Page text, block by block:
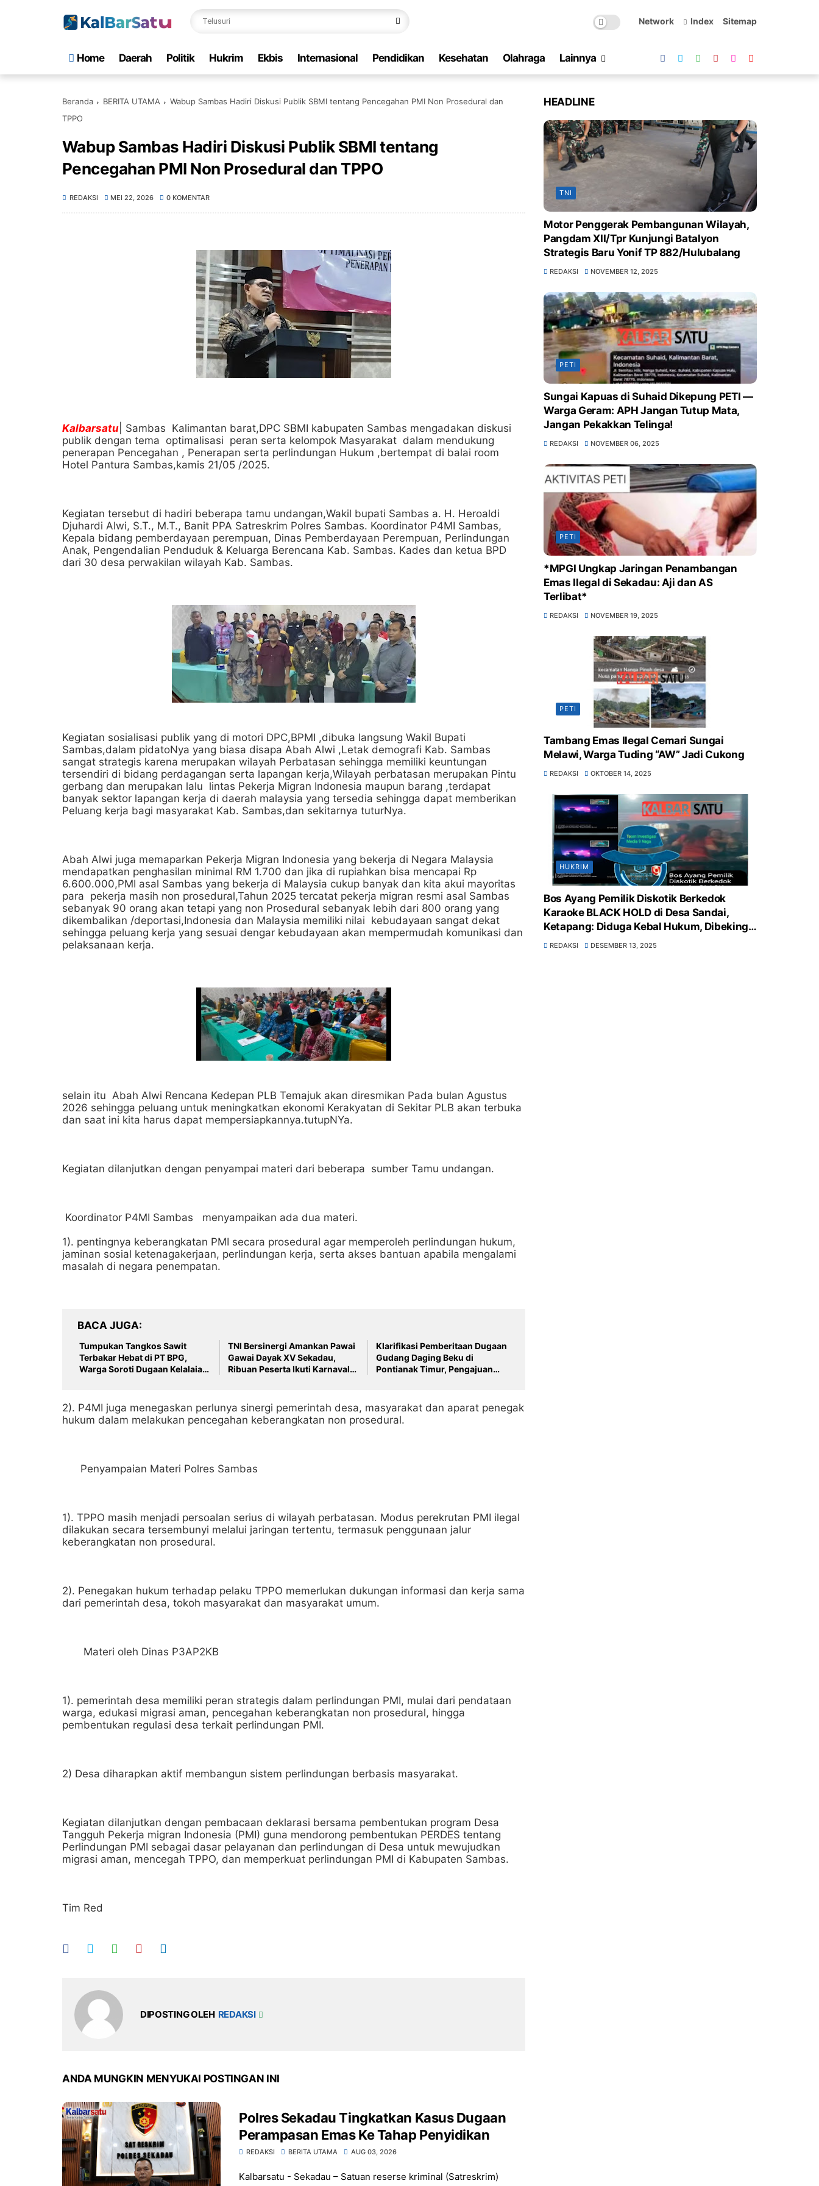
Network Index Sitemap
Home Daerah Politik Hukrim Ekbis Internasional Pendidikan Kesehatan Olahraga Lainnya
Beranda BERITA UTAMA
Wabup Sambas Hadiri Diskusi Publik SBMI tentang Pencegahan PMI Non Prosedural dan
TPPO
Wabup Sambas Hadiri Diskusi Publik SBMI tentang
Pencegahan PMI Non Prosedural dan TPPO
REDAKSI MEI 22, 2026 0 KOMENTAR
Kalbarsatu | Sambas Kalimantan barat,DPC SBMI kabupaten Sambas mengadakan diskusi
publik dengan tema optimalisasi peran serta kelompok Masyarakat dalam mendukung
penerapan Pencegahan , Penerapan serta perlindungan Hukum ,bertempat di balai room
Hotel Pantura Sambas,kamis 21/05 /2025.
Kegiatan tersebut di hadiri beberapa tamu undangan,Wakil bupati Sambas a. H. Heroaldi
Djuhardi Alwi, S.T., M.T., Banit PPA Satreskrim Polres Sambas. Koordinator P4MI Sambas,
Kepala bidang pemberdayaan perempuan, Dinas Pemberdayaan Perempuan, Perlindungan
Anak, Pengendalian Penduduk & Keluarga Berencana Kab. Sambas. Kades dan ketua BPD
dari 30 desa perwakilan wilayah Kab. Sambas.
Kegiatan sosialisasi publik yang di motori DPC,BPMI ,dibuka langsung Wakil Bupati
Sambas,dalam pidatoNya yang biasa disapa Abah Alwi ,Letak demografi Kab. Sambas
sangat strategis karena merupakan wilayah Perbatasan sehingga memiliki keuntungan
tersendiri di bidang perdagangan serta lapangan kerja,Wilayah perbatasan merupakan Pintu
gerbang dan merupakan lalu lintas Pekerja Migran Indonesia maupun barang ,terdapat
banyak sektor lapangan kerja di daerah malaysia yang tersedia sehingga dapat memberikan
Peluang kerja bagi masyarakat Kab. Sambas,dan sekitarnya tuturNya.
Abah Alwi juga memaparkan Pekerja Migran Indonesia yang bekerja di Negara Malaysia
mendapatkan penghasilan minimal RM 1.700 dan jika di rupiahkan bisa mencapai Rp
6.600.000,PMI asal Sambas yang bekerja di Malaysia cukup banyak dan kita akui mayoritas
para pekerja masih non prosedural,Tahun 2025 tercatat pekerja migran resmi asal Sambas
sebanyak 90 orang akan tetapi yang non Prosedural sebanyak lebih dari 800 orang yang
dikembalikan /deportasi,Indonesia dan Malaysia memiliki nilai kebudayaan sangat dekat
sehingga peluang kerja yang sesuai dengar kebudayaan akan mempermudah komunikasi dan
pelaksanaan kerja.
selain itu Abah Alwi Rencana Kedepan PLB Temajuk akan diresmikan Pada bulan Agustus
2026 sehingga peluang untuk meningkatkan ekonomi Kerakyatan di Sekitar PLB akan terbuka
dan saat ini kita harus dapat mempersiapkannya.tutupNYa.
Kegiatan dilanjutkan dengan penyampai materi dari beberapa sumber Tamu undangan.
Koordinator P4MI Sambas menyampaikan ada dua materi.
1). pentingnya keberangkatan PMI secara prosedural agar memperoleh perlindungan hukum,
jaminan sosial ketenagakerjaan, perlindungan kerja, serta akses bantuan apabila mengalami
masalah di negara penempatan.
BACA JUGA
Tumpukan Tangkos Sawit
Terbakar Hebat di PT BPG,
Warga Soroti Dugaan Kelalaian
TNI Bersinergi Amankan Pawai
Gawai Dayak XV Sekadau,
Ribuan Peserta Ikuti Karnaval
Klarifikasi Pemberitaan Dugaan
Gudang Daging Beku di
Pontianak Timur, Pengajuan
2). P4MI juga menegaskan perlunya sinergi pemerintah desa, masyarakat dan aparat penegak
hukum dalam melakukan pencegahan keberangkatan non prosedural.
Penyampaian Materi Polres Sambas
1). TPPO masih menjadi persoalan serius di wilayah perbatasan. Modus perekrutan PMI ilegal
dilakukan secara tersembunyi melalui jaringan tertentu, termasuk penggunaan jalur
keberangkatan non prosedural.
2). Penegakan hukum terhadap pelaku TPPO memerlukan dukungan informasi dan kerja sama
dari pemerintah desa, tokoh masyarakat dan masyarakat umum.
Materi oleh Dinas P3AP2KB
1). pemerintah desa memiliki peran strategis dalam perlindungan PMI, mulai dari pendataan
warga, edukasi migrasi aman, pencegahan keberangkatan non prosedural, hingga
pembentukan regulasi desa terkait perlindungan PMI.
2) Desa diharapkan aktif membangun sistem perlindungan berbasis masyarakat.
Kegiatan dilanjutkan dengan pembacaan deklarasi bersama pembentukan program Desa
Tangguh Pekerja migran Indonesia (PMI) guna mendorong pembentukan PERDES tentang
Perlindungan PMI sebagai dasar pelayanan dan perlindungan di Desa untuk mewujudkan
migrasi aman, mencegah TPPO, dan memperkuat perlindungan PMI di Kabupaten Sambas.
Tim Red
DIPOSTING OLEH REDAKSI
ANDA MUNGKIN MENYUKAI POSTINGAN INI
Polres Sekadau Tingkatkan Kasus Dugaan
Perampasan Emas Ke Tahap Penyidikan
REDAKSI BERITA UTAMA AUG 03, 2026
Kalbarsatu - Sekadau – Satuan reserse kriminal (Satreskrim)
HEADLINE
TNI
Motor Penggerak Pembangunan Wilayah,
Pangdam XII/Tpr Kunjungi Batalyon
Strategis Baru Yonif TP 882/Hulubalang
REDAKSI NOVEMBER 12, 2025
PETI
Sungai Kapuas di Suhaid Dikepung PETI —
Warga Geram: APH Jangan Tutup Mata,
Jangan Pekakkan Telinga!
REDAKSI NOVEMBER 06, 2025
PETI
*MPGI Ungkap Jaringan Penambangan
Emas Ilegal di Sekadau: Aji dan AS
Terlibat*
REDAKSI NOVEMBER 19, 2025
PETI
Tambang Emas Ilegal Cemari Sungai
Melawi, Warga Tuding “AW” Jadi Cukong
REDAKSI OKTOBER 14, 2025
HUKRIM
Bos Ayang Pemilik Diskotik Berkedok
Karaoke BLACK HOLD di Desa Sandai,
Ketapang: Diduga Kebal Hukum, Dibekingi
Polsek Sandai, Pemerintah Desa &
REDAKSI DESEMBER 13, 2025